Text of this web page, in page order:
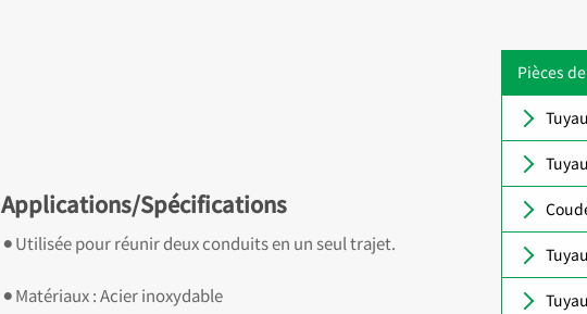
Applications/Spécifications
⚫︎Utilisée pour réunir deux conduits en un seul trajet.
⚫︎Matériaux : Acier inoxydable
Pièces